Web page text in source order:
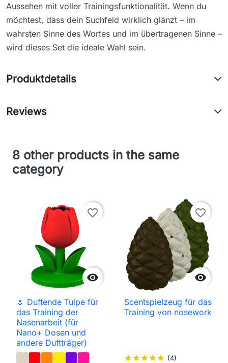
Aussehen mit voller Trainingsfunktionalität. Wenn du
möchtest, dass dein Suchfeld wirklich glänzt – im
wahrsten Sinne des Wortes und im übertragenen Sinne –
wird dieses Set die ideale Wahl sein.
Produktdetails
Reviews
8 other products in the same
category

favorite_border
🌷 Duftende Tulpe für
das Training der
Nasenarbeit (für
Nano+ Dosen und
andere Duftträger)

favorite_border
Scentspielzeug für das
Training von nosework
starstarstarstarstar (4)